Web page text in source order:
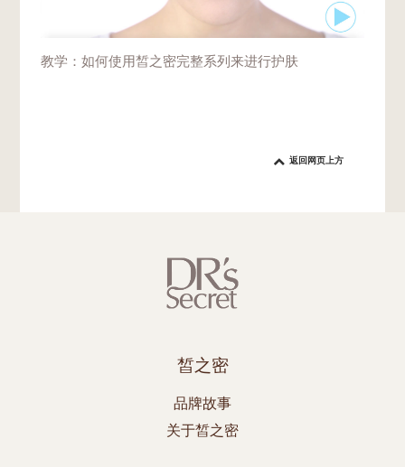
教学：如何使用皙之密完整系列来进行护肤
返回网页上方
皙之密
品牌故事
关于皙之密